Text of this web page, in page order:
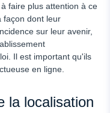
faire plus attention à ce
façon dont leur
sur leur avenir,
Il est important qu'ils
en ligne.
la localisation